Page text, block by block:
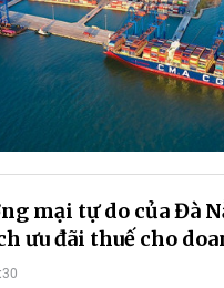
mại tự do của Đà
ưu đãi thuế cho